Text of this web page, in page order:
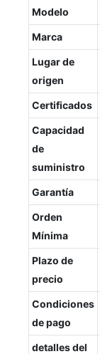
Modelo
Marca
Lugar de
origen
Certificados
Capacidad
de
suministro
Garantía
Orden
Mínima
Plazo de
precio
Condiciones
de pago
detalles del